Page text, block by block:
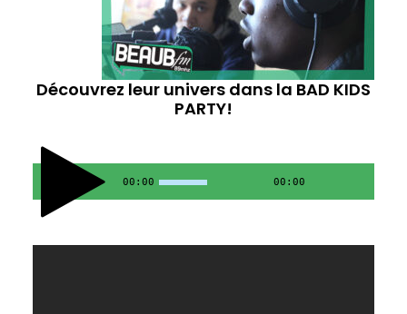
Découvrez leur univers dans la BAD KIDS
PARTY!
00:00 00:00